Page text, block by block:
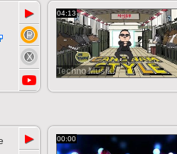
▶ 04:13
Techno Musik
▶ 00:00